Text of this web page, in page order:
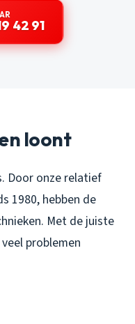
42 91
loont
Door onze relatief
1980, hebben de
Met de juiste
problemen